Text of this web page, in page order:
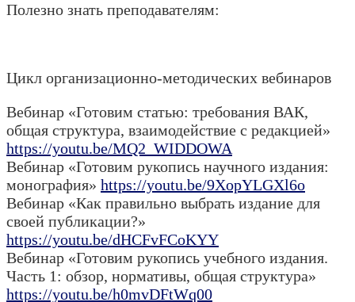
Полезно знать преподавателям:
Цикл организационно-методических вебинаров
Вебинар «Готовим статью: требования ВАК,
общая структура, взаимодействие с редакцией»
https://youtu.be/MQ2_WIDDOWA
Вебинар «Готовим рукопись научного издания:
монография» https://youtu.be/9XopYLGXl6o
Вебинар «Как правильно выбрать издание для
своей публикации?»
https://youtu.be/dHCFvFCoKYY
Вебинар «Готовим рукопись учебного издания.
Часть 1: обзор, нормативы, общая структура»
https://youtu.be/h0mvDFtWq00